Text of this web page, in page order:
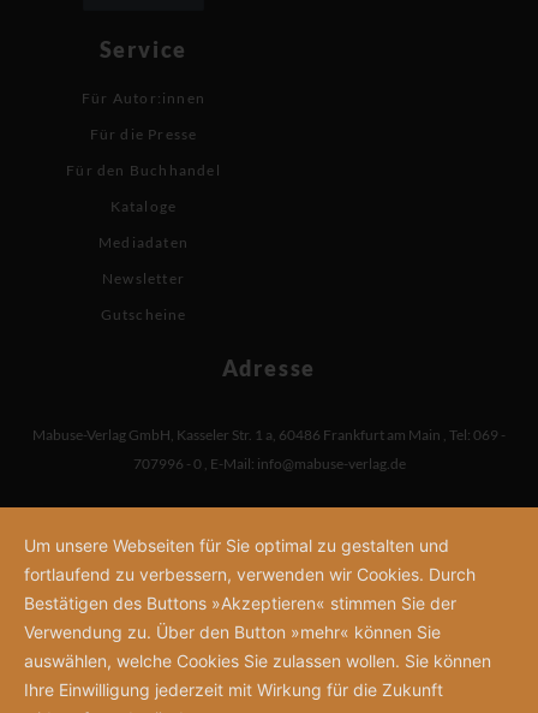
Service
Für Autor:innen
Für die Presse
Für den Buchhandel
Kataloge
Mediadaten
Newsletter
Gutscheine
Adresse
Mabuse-Verlag GmbH Kasseler Str. 1 a 60486 Frankfurt am Main Tel: 069 -
707996 - 0 E-Mail: info@mabuse-verlag.de
Um unsere Webseiten für Sie optimal zu gestalten und
fortlaufend zu verbessern, verwenden wir Cookies. Durch
Bestätigen des Buttons »Akzeptieren« stimmen Sie der
Verwendung zu. Über den Button »mehr« können Sie
auswählen, welche Cookies Sie zulassen wollen. Sie können
Ihre Einwilligung jederzeit mit Wirkung für die Zukunft